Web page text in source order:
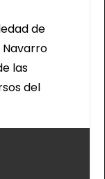
de
Navarro
las
del